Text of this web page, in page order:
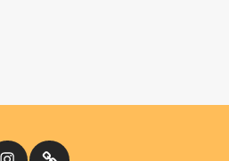
InstagramКіномандри